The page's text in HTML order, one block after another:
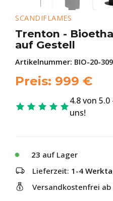
SCANDIFLAMES
Trenton -
auf Gestell
Artikelnummer: BIO-20-309
Preis: 999 €
4.8 von
uns!
23 auf Lager
Lieferzeit: 1-4
Versandkostenfrei ab